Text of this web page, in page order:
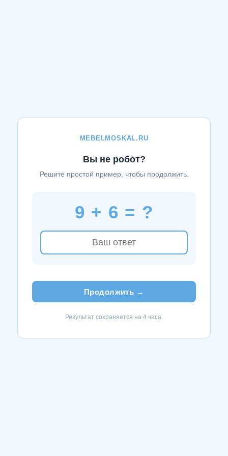
MEBELMOSKAL.RU
Вы не робот?
Решите простой пример, чтобы продолжить.
9 + 6 = ?
Продолжить →
Результат сохраняется на 4 часа.